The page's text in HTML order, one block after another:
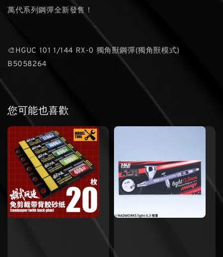
萬代系列鋼彈全新發售！
🎨HGUC 101 1/144 RX-0 獨角獸鋼彈(獨角獸模式)
B5058264
您可能也喜歡